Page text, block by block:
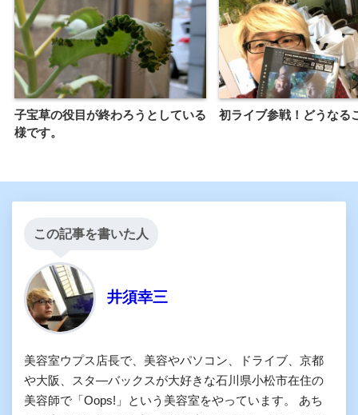
子宝草の役目が終わろうとしている
様です。
初ライブ参戦！どうなる
この記事を書いた人
井須幸三
美容室ウプス店長で、美容やパソコン、ドライブ、京都
や大阪、スタ―バックスが大好きな石川県小松市在住の
美容師で「Oops!」という美容室をやっています。 あち